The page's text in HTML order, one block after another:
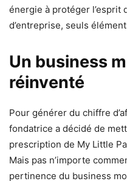
énergie à protéger l’esprit
d’entreprise, seuls
Un business
réinventé
Pour générer du chiffre
fondatrice a décidé de
prescription de My Little
Mais pas n’importe
pertinence du business